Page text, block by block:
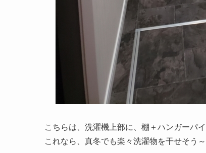
こちらは、洗濯機上部に、棚＋ハンガーパ
これなら、真冬でも楽々洗濯物を干せそう